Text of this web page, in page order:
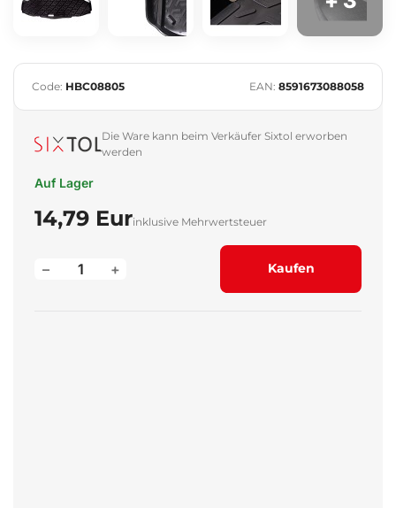
Code: HBC08805 EAN: 8591673088058
Die Ware kann beim Verkäufer Sixtol erworben
werden
Auf Lager
14,79 Eurinklusive Mehrwertsteuer
+
– Kaufen